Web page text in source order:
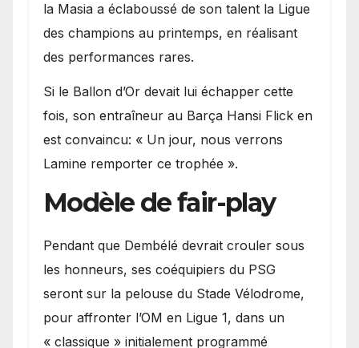
la Masia a éclaboussé de son talent la Ligue
des champions au printemps, en réalisant
des performances rares.
Si le Ballon d’Or devait lui échapper cette
fois, son entraîneur au Barça Hansi Flick en
est convaincu: « Un jour, nous verrons
Lamine remporter ce trophée ».
Modèle de fair-play
Pendant que Dembélé devrait crouler sous
les honneurs, ses coéquipiers du PSG
seront sur la pelouse du Stade Vélodrome,
pour affronter l’OM en Ligue 1, dans un
« classique » initialement programmé